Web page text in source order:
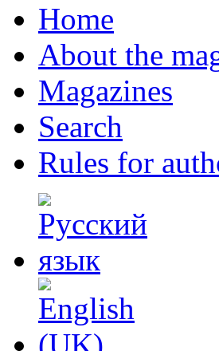
Home
About the
Magazines
Search
Rules for